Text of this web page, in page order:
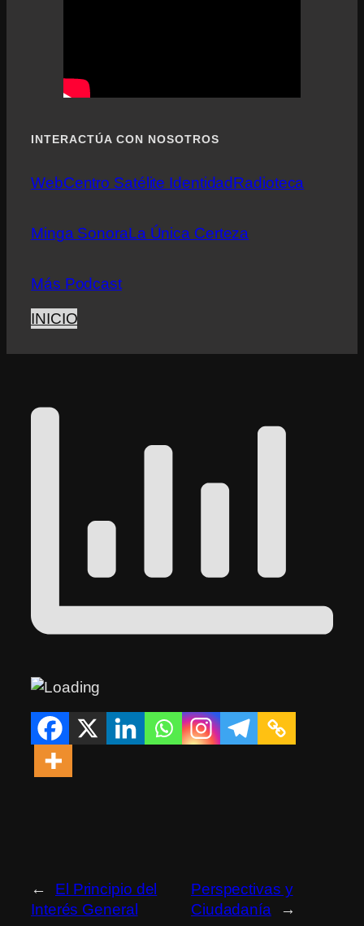
INTERACTÚA CON NOSOTROS
WebCentro Satélite IdentidadRadioteca
Minga SonoraLa Única Certeza
Más Podcast
INICIO
←
El Principio del
Interés General
Perspectivas y
Ciudadanía
→